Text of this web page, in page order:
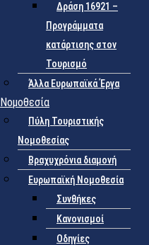
Δράση 16921 –
Προγράμματα
κατάρτισης στον
Τουρισμό
Άλλα Ευρωπαϊκά Έργα
Νομοθεσία
Πύλη Τουριστικής
Νομοθεσίας
Βραχυχρόνια διαμονή
Ευρωπαϊκή Νομοθεσία
Συνθήκες
Κανονισμοί
Οδηγίες